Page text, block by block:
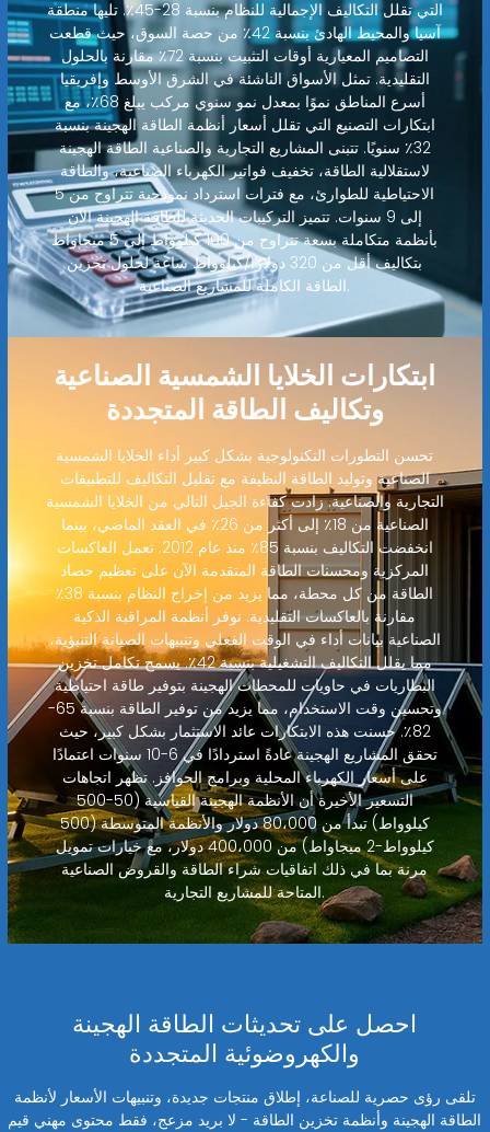
التي تقلل التكاليف الإجمالية للنظام بنسبة 28-45٪. تليها منطقة
آسيا والمحيط الهادئ بنسبة 42٪ من حصة السوق، حيث قطعت
التصاميم المعيارية أوقات التثبيت بنسبة 72٪ مقارنة بالحلول
التقليدية. تمثل الأسواق الناشئة في الشرق الأوسط وإفريقيا
أسرع المناطق نموًا بمعدل نمو سنوي مركب يبلغ 68٪، مع
ابتكارات التصنيع التي تقلل أسعار أنظمة الطاقة الهجينة بنسبة
32٪ سنويًا. تتبنى المشاريع التجارية والصناعية الطاقة الهجينة
لاستقلالية الطاقة، تخفيف فواتير الكهرباء الصناعية، والطاقة
الاحتياطية للطوارئ، مع فترات استرداد نموذجية تتراوح من 5
إلى 9 سنوات. تتميز التركيبات الحديثة للطاقة الهجينة الآن
بأنظمة متكاملة بسعة تتراوح من 100 كيلوواط إلى 5 ميجاواط
بتكاليف أقل من 320 دولارًا/كيلوواط ساعة لحلول تخزين
الطاقة الكاملة للمشاريع الصناعية.
ابتكارات الخلايا الشمسية الصناعية
وتكاليف الطاقة المتجددة
تحسن التطورات التكنولوجية بشكل كبير أداء الخلايا الشمسية
الصناعية وتوليد الطاقة النظيفة مع تقليل التكاليف للتطبيقات
التجارية والصناعية. زادت كفاءة الجيل التالي من الخلايا الشمسية
الصناعية من 18٪ إلى أكثر من 26٪ في العقد الماضي، بينما
انخفضت التكاليف بنسبة 85٪ منذ عام 2012. تعمل العاكسات
المركزية ومحسنات الطاقة المتقدمة الآن على تعظيم حصاد
الطاقة من كل محطة، مما يزيد من إخراج النظام بنسبة 38٪
مقارنة بالعاكسات التقليدية. توفر أنظمة المراقبة الذكية
الصناعية بيانات أداء في الوقت الفعلي وتنبيهات الصيانة التنبؤية،
مما يقلل التكاليف التشغيلية بنسبة 42٪. يسمح تكامل تخزين
البطاريات في حاويات للمحطات الهجينة بتوفير طاقة احتياطية
وتحسين وقت الاستخدام، مما يزيد من توفير الطاقة بنسبة 65-
82٪. حسنت هذه الابتكارات عائد الاستثمار بشكل كبير، حيث
تحقق المشاريع الهجينة عادةً استردادًا في 6-10 سنوات اعتمادًا
على أسعار الكهرباء المحلية وبرامج الحوافز. تظهر اتجاهات
التسعير الأخيرة أن الأنظمة الهجينة القياسية (50-500
كيلوواط) تبدأ من 80،000 دولار والأنظمة المتوسطة (500
كيلوواط-2 ميجاواط) من 400،000 دولار، مع خيارات تمويل
مرنة بما في ذلك اتفاقيات شراء الطاقة والقروض الصناعية
المتاحة للمشاريع التجارية.
احصل على تحديثات الطاقة الهجينة
والكهروضوئية المتجددة
تلقى رؤى حصرية للصناعة، إطلاق منتجات جديدة، وتنبيهات الأسعار لأنظمة
الطاقة الهجينة وأنظمة تخزين الطاقة - لا بريد مزعج، فقط محتوى مهني قيم